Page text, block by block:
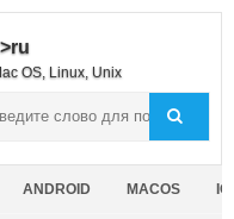
OS, Linux, Unix
ANDROID MACOS